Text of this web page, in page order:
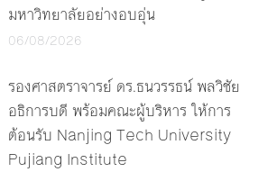
มหาวิทยาลัยอย่างอบอุ่น
06/08/2026
รองศาสตราจารย์ ดร.ธนวรรธน์ พลวิชัย
อธิการบดี พร้อมคณะผู้บริหาร ให้การ
ต้อนรับ Nanjing Tech University
Pujiang Institute